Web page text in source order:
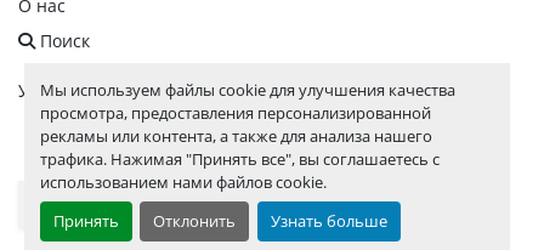
Мы используем файлы cookie для улучшения качества
просмотра, предоставления персонализированной
рекламы или контента, а также для анализа нашего
трафика. Нажимая "Принять все", вы соглашаетесь с
использованием нами файлов cookie.
Принять
Отклонить Узнать больше
О нас
Поиск
Управление файлами cookie
facebook
linkedininstagram
whatsapp
youtube
Выберите язык